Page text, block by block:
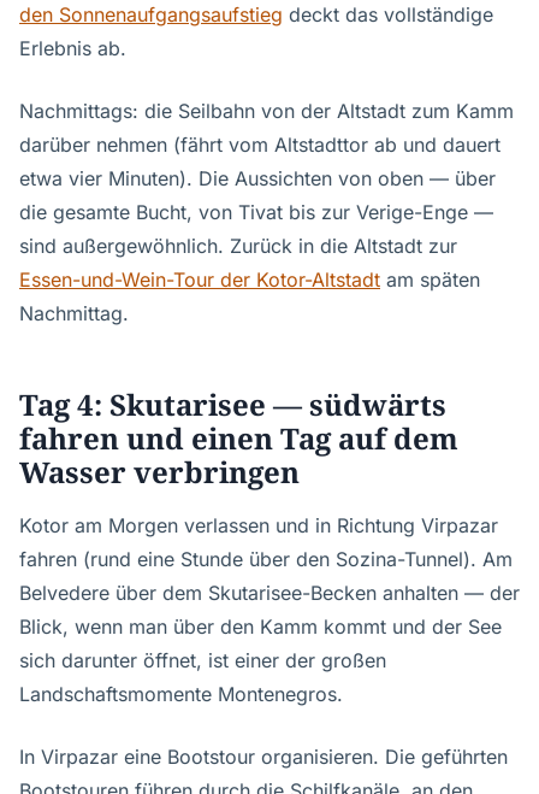
den Sonnenaufgangsaufstieg deckt das vollständige
Erlebnis ab.
Nachmittags: die Seilbahn von der Altstadt zum Kamm
darüber nehmen (fährt vom Altstadttor ab und dauert
etwa vier Minuten). Die Aussichten von oben — über
die gesamte Bucht, von Tivat bis zur Verige-Enge —
sind außergewöhnlich. Zurück in die Altstadt zur
Essen-und-Wein-Tour der Kotor-Altstadt am späten
Nachmittag.
Tag 4: Skutarisee — südwärts
fahren und einen Tag auf dem
Wasser verbringen
Kotor am Morgen verlassen und in Richtung Virpazar
fahren (rund eine Stunde über den Sozina-Tunnel). Am
Belvedere über dem Skutarisee-Becken anhalten — der
Blick, wenn man über den Kamm kommt und der See
sich darunter öffnet, ist einer der großen
Landschaftsmomente Montenegros.
In Virpazar eine Bootstour organisieren. Die geführten